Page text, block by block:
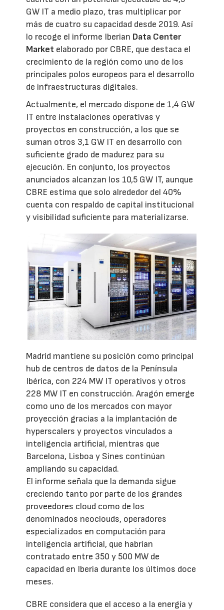
GW IT a medio plazo, tras multiplicar por
más de cuatro su capacidad desde 2019. Así
lo recoge el informe Iberian Data Center
Market elaborado por CBRE, que destaca el
crecimiento de la región como uno de los
principales polos europeos para el desarrollo
de infraestructuras digitales.
Actualmente, el mercado dispone de 1,4 GW
IT entre instalaciones operativas y
proyectos en construcción, a los que se
suman otros 3,1 GW IT en desarrollo con
suficiente grado de madurez para su
ejecución. En conjunto, los proyectos
anunciados alcanzan los 10,5 GW IT, aunque
CBRE estima que solo alrededor del 40%
cuenta con respaldo de capital institucional
y visibilidad suficiente para materializarse.
Madrid mantiene su posición como principal
hub de centros de datos de la Península
Ibérica, con 224 MW IT operativos y otros
228 MW IT en construcción. Aragón emerge
como uno de los mercados con mayor
proyección gracias a la implantación de
hyperscalers y proyectos vinculados a
inteligencia artificial, mientras que
Barcelona, Lisboa y Sines continúan
ampliando su capacidad.
El informe señala que la demanda sigue
creciendo tanto por parte de los grandes
proveedores cloud como de los
denominados neoclouds, operadores
especializados en computación para
inteligencia artificial, que habrían
contratado entre 350 y 500 MW de
capacidad en Iberia durante los últimos doce
meses.
CBRE considera que el acceso a la energía y